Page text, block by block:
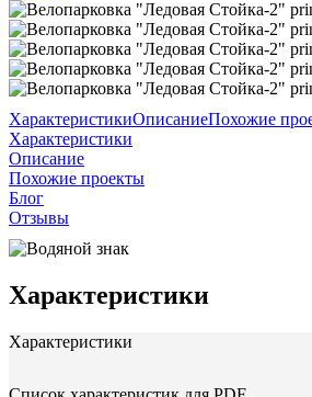
ХарактеристикиОписаниеПохожие
Характеристики
Описание
Похожие проекты
Блог
Отзывы
Характеристики
Характеристики